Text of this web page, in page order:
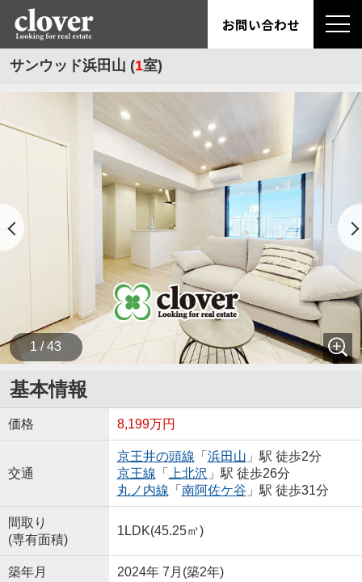
お問い合わせ
サンウッド浜田山 (1室)
1 / 43
基本情報
価格 8,199万円
交通
京王井の頭線 「 浜田山 」駅 徒歩2分
京王線 「 上北沢 」駅 徒歩26分
丸ノ内線 「 南阿佐ケ谷 」駅 徒歩31分
間取り
(専有面積)
1LDK(45.25㎡)
築年月 2024年 7月(築2年)